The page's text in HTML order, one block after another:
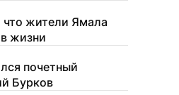
жители Ямала
жизни
почетный
Бурков